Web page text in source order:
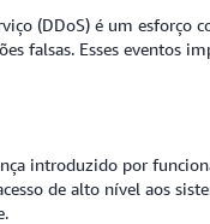
(DDoS) é um esforço
falsas. Esses eventos
introduzido por
de alto nível aos